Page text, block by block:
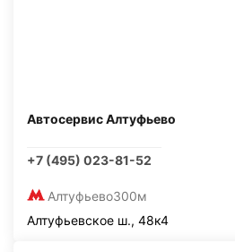
Автосервис Алтуфьево
+7 (495) 023-81-52
Алтуфьево300м
Алтуфьевское ш., 48к4